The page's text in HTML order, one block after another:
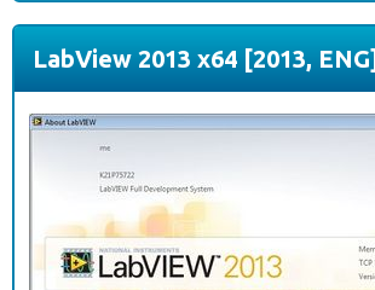
LabView 2013 x64 [2013, ENG]